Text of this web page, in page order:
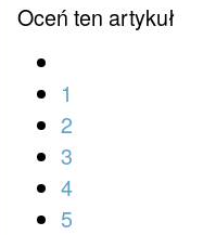
Oceń ten artykuł
1
2
3
4
5